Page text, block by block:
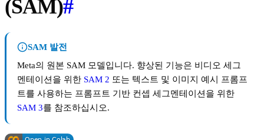
(SAM)#
SAM 발전
Meta의 원본 SAM 모델입니다. 향상된 기능은 비디오 세그
멘테이션을 위한 SAM 2 또는 텍스트 및 이미지 예시 프롬프
트를 사용하는 프롬프트 기반 컨셉 세그멘테이션을 위한
SAM 3를 참조하십시오.